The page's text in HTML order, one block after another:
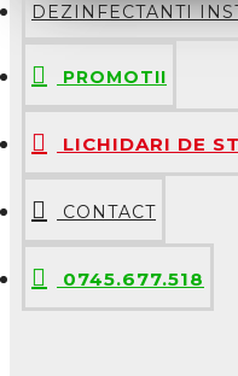
DEZINFECTANTI
PROMOTII
LICHIDARI DE
CONTACT
0745.677.518